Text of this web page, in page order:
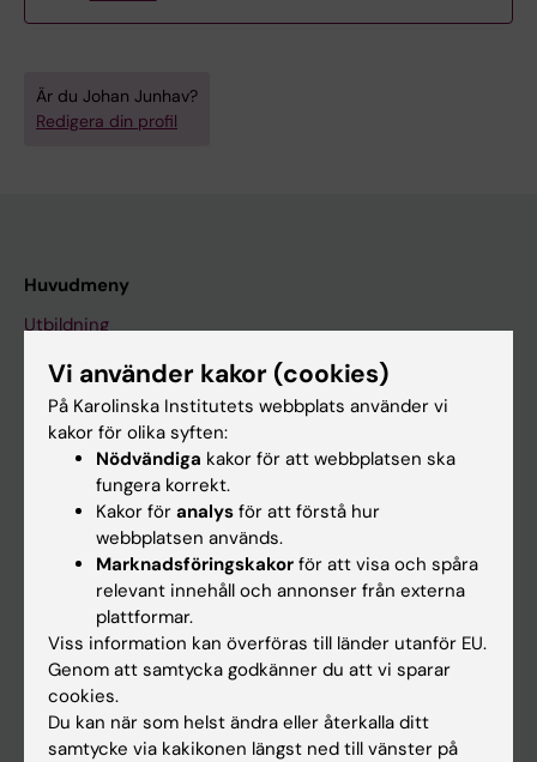
Är du Johan Junhav?
Redigera din profil
Huvudmeny
Utbildning
Forskarutbildning
Forskning
Om KI
På gång
Nyheter
Kalender
Student
Ladok
Canvas
Vi använder kakor (cookies)
På Karolinska Institutets webbplats använder vi
kakor för olika syften:
Nödvändiga kakor för att webbplatsen ska
fungera korrekt.
Kakor för analys för att förstå hur
webbplatsen används.
Marknadsföringskakor för att visa och spåra
relevant innehåll och annonser från externa
plattformar.
Viss information kan överföras till länder utanför EU.
Genom att samtycka godkänner du att vi sparar
cookies.
Du kan när som helst ändra eller återkalla ditt
samtycke via kakikonen längst ned till vänster på